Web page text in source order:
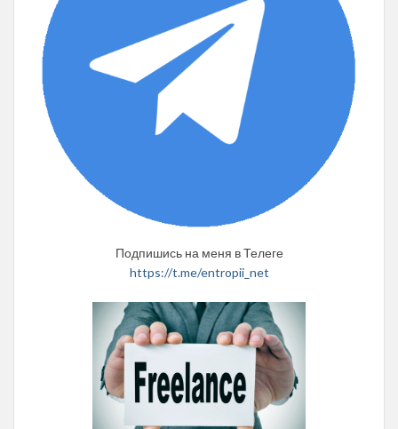
Подпишись на меня в Телеге
https://t.me/entropii_net